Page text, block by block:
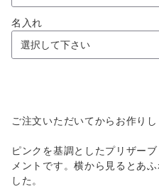
名入れ
ご注文いただいてからお作りし
ピンクを基調としたプリザー
メントです。横から見るとあ
した。